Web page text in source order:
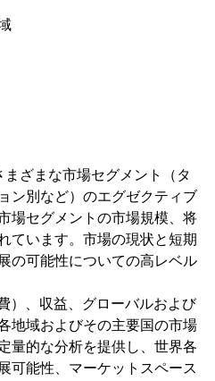
ざまな市場セグメント（タ
ン別など）のエグゼクティブ
場セグメントの市場規模、将
ています。市場の現状と短期
の可能性についての高レベル
）、収益、グローバルおよび
地域およびその主要国の市場
量的な分析を提供し、世界各
可能性、マーケットスペース